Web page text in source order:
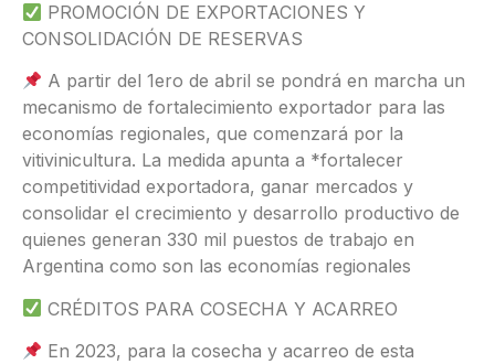
PROMOCIÓN DE EXPORTACIONES Y
CONSOLIDACIÓN DE RESERVAS
A partir del 1ero de abril se pondrá en marcha un
mecanismo de fortalecimiento exportador para las
economías regionales, que comenzará por la
vitivinicultura. La medida apunta a *fortalecer
competitividad exportadora, ganar mercados y
consolidar el crecimiento y desarrollo productivo de
quienes generan 330 mil puestos de trabajo en
Argentina como son las economías regionales
CRÉDITOS PARA COSECHA Y ACARREO
En 2023, para la cosecha y acarreo de esta